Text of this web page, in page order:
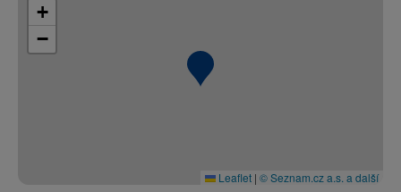
+
−
Leaflet | © Seznam.cz a.s. a další